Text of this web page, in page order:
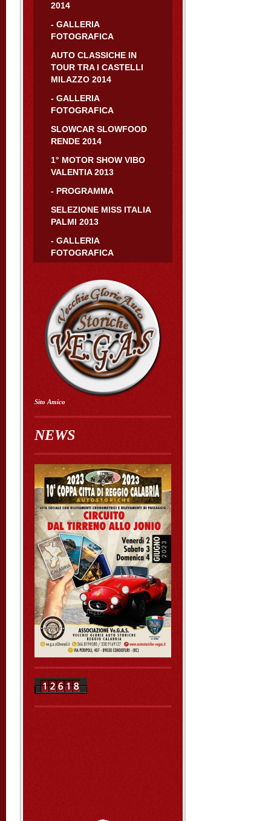
2014
- GALLERIA
FOTOGRAFICA
AUTO CLASSICHE IN
TOUR TRA I CASTELLI
MILAZZO 2014
- GALLERIA
FOTOGRAFICA
SLOWCAR SLOWFOOD
RENDE 2014
1° MOTOR SHOW VIBO
VALENTIA 2013
- PROGRAMMA
SELEZIONE MISS ITALIA
PALMI 2013
- GALLERIA
FOTOGRAFICA
Sito Amico
NEWS